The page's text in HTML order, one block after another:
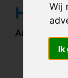
Wij
Ik